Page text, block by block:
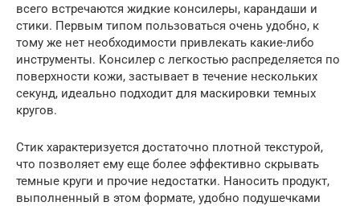
всего встречаются жидкие консилеры, карандаши и
стики. Первым типом пользоваться очень удобно, к
тому же нет необходимости привлекать какие-либо
инструменты. Консилер с легкостью распределяется по
поверхности кожи, застывает в течение нескольких
секунд, идеально подходит для маскировки темных
кругов.
Стик характеризуется достаточно плотной текстурой,
что позволяет ему еще более эффективно скрывать
темные круги и прочие недостатки. Наносить продукт,
выполненный в этом формате, удобно подушечками